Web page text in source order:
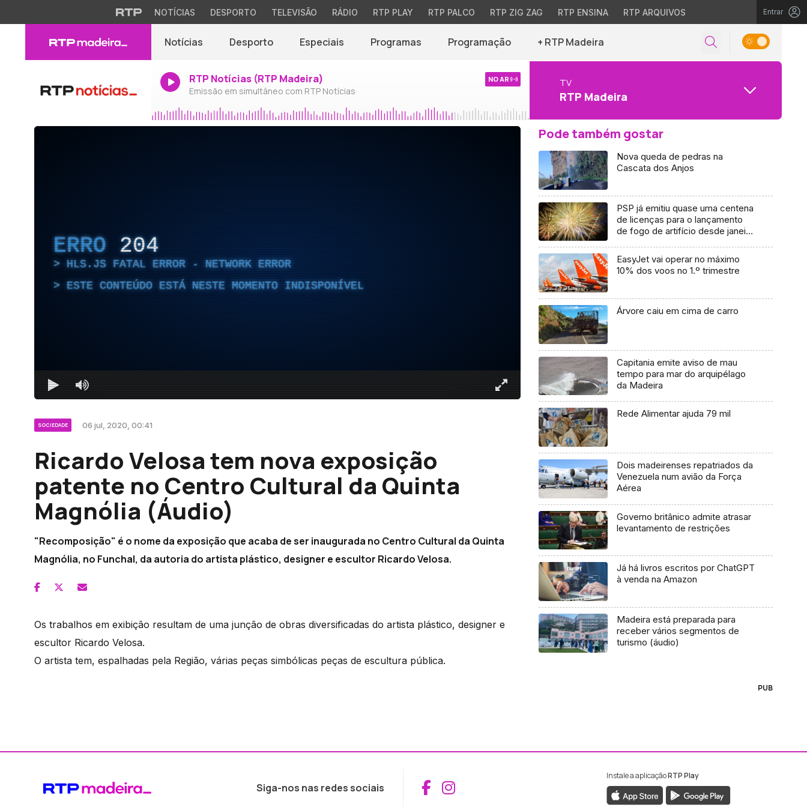
NOTÍCIAS DESPORTO TELEVISÃO RÁDIO RTP PLAY RTP PALCO RTP ZIG ZAG RTP ENSINA RTP ARQUIVOS Entrar
Notícias Desporto Especiais Programas Programação + RTP Madeira
RTP Notícias (RTP Madeira)
Emissão em simultâneo com RTP Notícias
NO AR TV
RTP Madeira
ERRO 204
HLS.JS FATAL ERROR - NETWORK ERROR
ESTE CONTEÚDO ESTÁ NESTE MOMENTO INDISPONÍVEL
SOCIEDADE 06 jul, 2020, 00:41
Ricardo Velosa tem nova exposição
patente no Centro Cultural da Quinta
Magnólia (Áudio)
"Recomposição" é o nome da exposição que acaba de ser inaugurada no Centro Cultural da Quinta
Magnólia, no Funchal, da autoria do artista plástico, designer e escultor Ricardo Velosa.
Os trabalhos em exibição resultam de uma junção de obras diversificadas do artista plástico, designer e
escultor Ricardo Velosa.
O artista tem, espalhadas pela Região, várias peças simbólicas peças de escultura pública.
Pode também gostar
Nova queda de pedras na
Cascata dos Anjos
PSP já emitiu quase uma centena
de licenças para o lançamento
de fogo de artifício desde janeiro
EasyJet vai operar no máximo
10% dos voos no 1.º trimestre
Árvore caiu em cima de carro
Capitania emite aviso de mau
tempo para mar do arquipélago
da Madeira
Rede Alimentar ajuda 79 mil
Dois madeirenses repatriados da
Venezuela num avião da Força
Aérea
Governo britânico admite atrasar
levantamento de restrições
Já há livros escritos por ChatGPT
à venda na Amazon
Madeira está preparada para
receber vários segmentos de
turismo (áudio)
PUB
Siga-nos nas redes sociais Aceder ao Facebook da RTP Madeira
Aceder ao Instagram da RTP Madeira
Instale a aplicaçãoRTP Play